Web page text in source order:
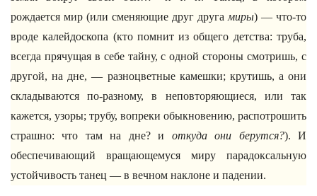
рождается мир (или сменяющие друг друга миры) — что-то
вроде калейдоскопа (кто помнит из общего детства: труба,
всегда прячущая в себе тайну, с одной стороны смотришь, с
другой, на дне, — разноцветные камешки; крутишь, а они
складываются по-разному, в неповторяющиеся, или так
кажется, узоры; трубу, вопреки обыкновению, распотрошить
страшно: что там на дне? и откуда они берутся?). И
обеспечивающий вращающемуся миру парадоксальную
устойчивость танец — в вечном наклоне и падении.